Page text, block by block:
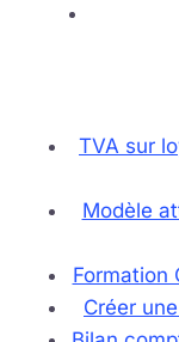
TVA sur
Modèle
Formation
Créer